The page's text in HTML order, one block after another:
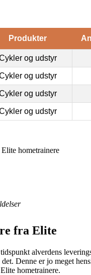
Produkter
og udstyr
og udstyr
og udstyr
og udstyr
hometrainere
fra Elite
alverdens
Denne er jo meget
hometrainere.